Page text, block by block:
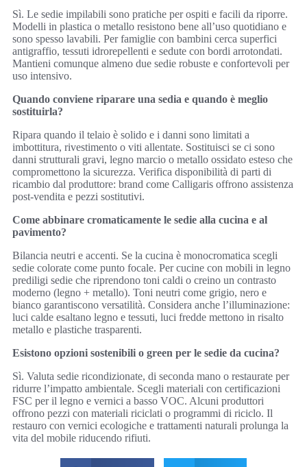
Sì. Le sedie impilabili sono pratiche per ospiti e facili da riporre.
Modelli in plastica o metallo resistono bene all’uso quotidiano e
sono spesso lavabili. Per famiglie con bambini cerca superfici
antigraffio, tessuti idrorepellenti e sedute con bordi arrotondati.
Mantieni comunque almeno due sedie robuste e confortevoli per
uso intensivo.
Quando conviene riparare una sedia e quando è meglio
sostituirla?
Ripara quando il telaio è solido e i danni sono limitati a
imbottitura, rivestimento o viti allentate. Sostituisci se ci sono
danni strutturali gravi, legno marcio o metallo ossidato esteso che
compromettono la sicurezza. Verifica disponibilità di parti di
ricambio dal produttore: brand come Calligaris offrono assistenza
post-vendita e pezzi sostitutivi.
Come abbinare cromaticamente le sedie alla cucina e al
pavimento?
Bilancia neutri e accenti. Se la cucina è monocromatica scegli
sedie colorate come punto focale. Per cucine con mobili in legno
prediligi sedie che riprendono toni caldi o creino un contrasto
moderno (legno + metallo). Toni neutri come grigio, nero e
bianco garantiscono versatilità. Considera anche l’illuminazione:
luci calde esaltano legno e tessuti, luci fredde mettono in risalto
metallo e plastiche trasparenti.
Esistono opzioni sostenibili o green per le sedie da cucina?
Sì. Valuta sedie ricondizionate, di seconda mano o restaurate per
ridurre l’impatto ambientale. Scegli materiali con certificazioni
FSC per il legno e vernici a basso VOC. Alcuni produttori
offrono pezzi con materiali riciclati o programmi di riciclo. Il
restauro con vernici ecologiche e trattamenti naturali prolunga la
vita del mobile riducendo rifiuti.